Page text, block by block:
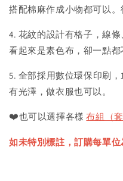
搭配棉麻作成小物都可以。
4. 花紋的設計有格子，線
看起來是素色布，卻一點都
5. 全部採用數位環保印刷
有光澤，做衣服也可以。
❤️也可以選擇各樣 布組（套
如未特別標註，訂購每單位